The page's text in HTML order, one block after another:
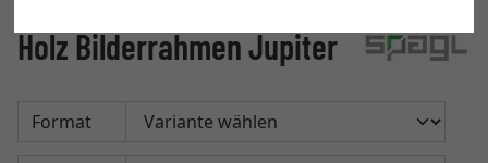
Holz Bilderrahmen Jupiter
Format